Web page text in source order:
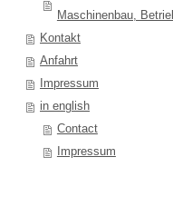
Maschinenbau,
Kontakt
Anfahrt
Impressum
in english
Contact
Impressum